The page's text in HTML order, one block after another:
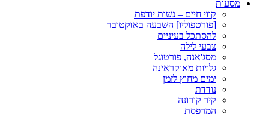
מסעות
קווי חיים – נשות יודפת
[פורטפוליו] השבעה באוקטובר
להסתכל בעיניים
צבעי לילה
מסג'אנה, פורטוגל
גלויות מאוקראינה
ימים מחוץ לזמן
נודדת
קיר קורונה
המרפסת